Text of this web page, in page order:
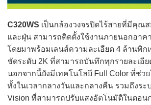
C320WS เป็นกล้องวงจรปิดไร้สายที่มีคุณ
และฝุ่น สามารถติดตั้งใช้งานภายนอกอาค
โดยมาพร้อมเลนส์ความละเอียด 4 ล้านพิก
ชัดระดับ 2K ที่สามารถบันทึกทุกรายละเอีย
นอกจากนี้ยังมีเทคโนโลยี Full Color ที่ช่ว
ทั้งในเวลากลางวันและกลางคืน รวมถึงระ
Vision ที่สามารถปรับแสงอัตโนมัติในตอน